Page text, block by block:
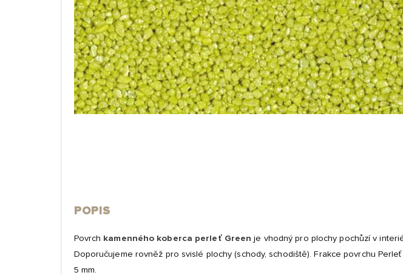
POPIS
Povrch kamenného koberca perleť Greenje vhodný pro plochy pochůzí v
Doporučujeme rovněž pro svislé plochy (schody, schodiště). Frakce povrchu
5 mm.